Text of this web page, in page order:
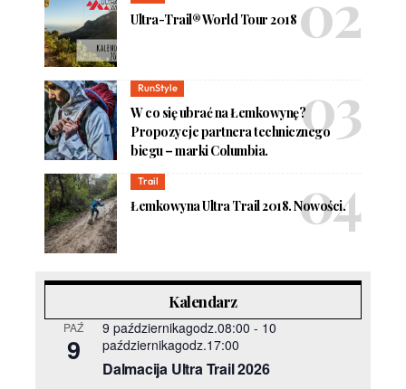
Ultra-Trail® World Tour 2018
RunStyle
W co się ubrać na Łemkowynę?
Propozycje partnera technicznego
biegu – marki Columbia.
Trail
Łemkowyna Ultra Trail 2018. Nowości.
Kalendarz
PAŹ
9
9 październikagodz.08:00 - 10
październikagodz.17:00
Dalmacija Ultra Trail 2026